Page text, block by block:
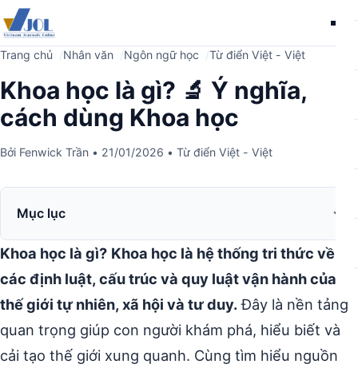
Trang chủ Nhân văn Ngôn ngữ học Từ điển Việt - Việt
Khoa học là gì? 🔬 Ý nghĩa,
cách dùng Khoa học
Bởi Fenwick Trần • 21/01/2026 • Từ điển Việt - Việt
Mục lục
Khoa học là gì? Khoa học là hệ thống tri thức về
các định luật, cấu trúc và quy luật vận hành của
thế giới tự nhiên, xã hội và tư duy.Đây là nền tảng
quan trọng giúp con người khám phá, hiểu biết và
cải tạo thế giới xung quanh. Cùng tìm hiểu nguồn